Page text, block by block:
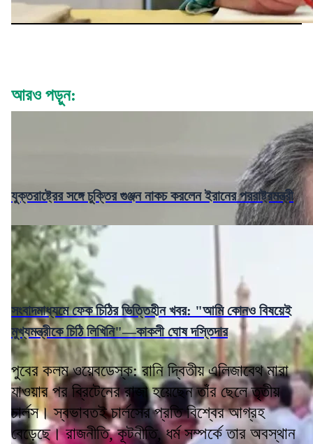
আরও পড়ুন:
যুক্তরাষ্ট্রের সঙ্গে চুক্তির গুঞ্জন নাকচ করলেন ইরানের পররাষ্ট্রমন্ত্রী
সংবাদমাধ্যমে ফেক চিঠির ভিত্তিহীন খবর: "আমি কোনও বিষয়েই
মুখ্যমন্ত্রীকে চিঠি লিখিনি"—কাকলী ঘোষ দস্তিদার
পুবের কলম ওয়েবডেস্ক: রানি দ্বিতীয় এলিজাবেথ মারা
যাওয়ার পর ব্রিটেনের রাজা হয়েছেন তাঁর ছেলে তৃতীয়
চার্লস। স্বভাবতই চার্লসের প্রতি বিশ্বের আগ্রহ
বেড়েছে। রাজনীতি, কূটনীতি, ধর্ম সম্পর্কে তার অবস্থান